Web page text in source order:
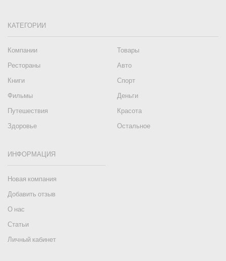
КАТЕГОРИИ
Компании
Товары
Рестораны
Авто
Книги
Спорт
Фильмы
Деньги
Путешествия
Красота
Здоровье
Остальное
ИНФОРМАЦИЯ
Новая компания
Добавить отзыв
О нас
Статьи
Личный кабинет